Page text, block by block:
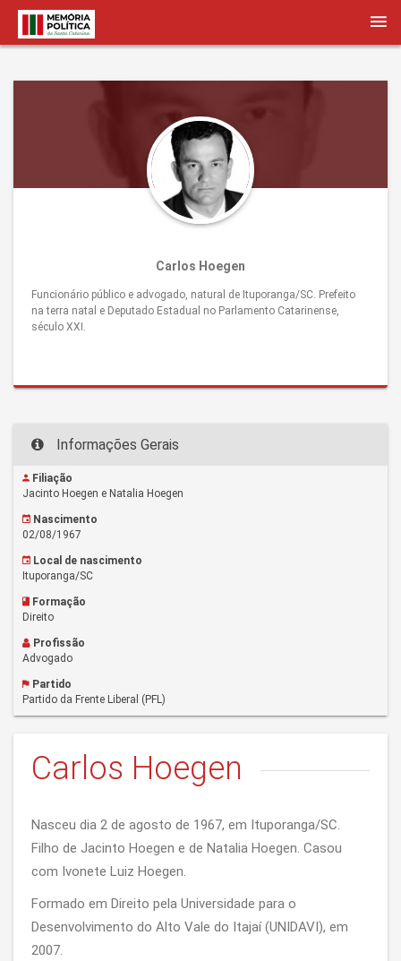
Carlos Hoegen
Funcionário público e advogado, natural de Ituporanga/SC. Prefeito
na terra natal e Deputado Estadual no Parlamento Catarinense,
século XXI.
Informações Gerais
Filiação
Jacinto Hoegen e Natalia Hoegen
Nascimento
02/08/1967
Local de nascimento
Ituporanga/SC
Formação
Direito
Profissão
Advogado
Partido
Partido da Frente Liberal (PFL)
Carlos Hoegen
Nasceu dia 2 de agosto de 1967, em Ituporanga/SC.
Filho de Jacinto Hoegen e de Natalia Hoegen. Casou
com Ivonete Luiz Hoegen.
Formado em Direito pela Universidade para o
Desenvolvimento do Alto Vale do Itajaí (UNIDAVI), em
2007.